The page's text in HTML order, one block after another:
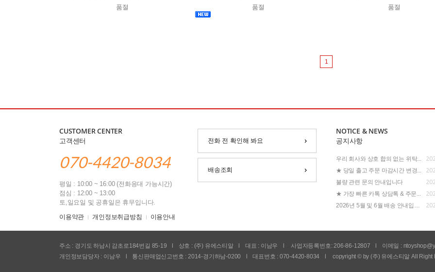
품절
품절
품절
1
CUSTOMER CENTER
고객센터
070-4420-8034
평일 : 10:00 ~ 16:00 (전화응대 가능시간)
점심 : 12:00 ~ 13:00
토,일요일 및 공휴일은 휴무입니다.
이용약관 개인정보취급방침 이용안내
전화 전 확인해 봐요
배송조회
NOTICE & NEWS
공지사항
우리 회사와 상호 합의 없는 위탁...
★ 당일 출고 주문 마감시간 변경...
불량 관련 문의 안내입니다
★ 가장 빠른 카톡 상담톡 & 주문...
2026년 5월 및 6월 배송 안내입니...
주소 : 경기도 하남시 감초로184번길 85-19 상호 : (주) 유에스티알 대표 : 이남우 사업자등록번호: 206-86-12807 이메일 :
개인정보담당자 : 이남우
통신판매업신고번호 : 2014-경기하남-0200 대표번호 : 070-4420-8034 copyright © by (주) 유에스티알 All Right